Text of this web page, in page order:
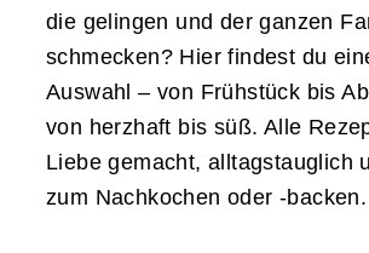
die gelingen und der ganzen
schmecken? Hier findest du
Auswahl – von Frühstück bis
von herzhaft bis süß. Alle
Liebe gemacht, alltagstauglich
zum Nachkochen oder -backen.